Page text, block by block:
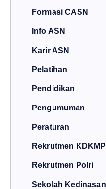
Formasi CASN
Info ASN
Karir ASN
Pelatihan
Pendidikan
Pengumuman
Peraturan
Rekrutmen KDKMP
Rekrutmen Polri
Sekolah Kedinasan